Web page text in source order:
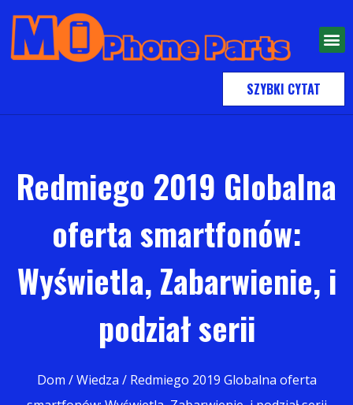
SZYBKI CYTAT
Redmiego 2019 Globalna
oferta smartfonów:
Wyświetla, Zabarwienie, i
podział serii
Dom /Wiedza / Redmiego 2019 Globalna oferta